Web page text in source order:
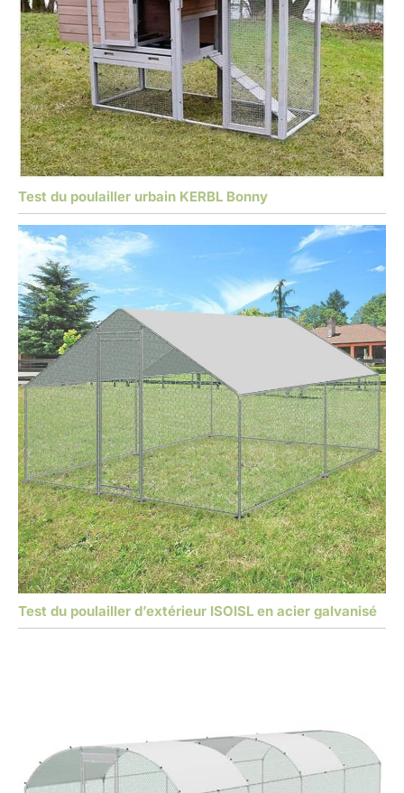
Test du poulailler urbain KERBL Bonny
Test du poulailler d’extérieur ISOISL en acier galvanisé